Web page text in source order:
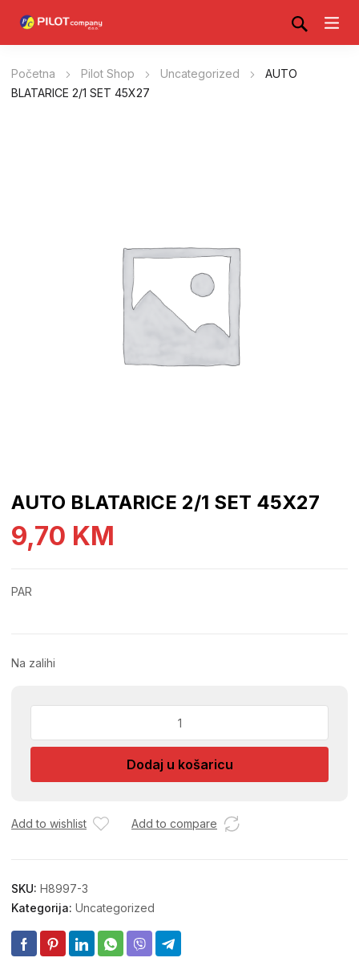
Početna Pilot Shop Uncategorized
AUTO
BLATARICE 2/1 SET 45X27
AUTO BLATARICE 2/1 SET 45X27
9,70 KM
PAR
Na zalihi
2/1
45X27
Dodaj u košaricu
Add to wishlist Add to compare
SKU: H8997-3
Kategorija: Uncategorized